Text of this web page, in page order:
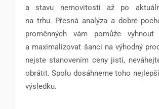
a stavu nemovitosti až po
na trhu. Přesná analýza a dobré
proměnných vám pomůže
a maximalizovat šanci na výhodný
nejste stanovením ceny jistí,
obrátit. Spolu dosáhneme toho
výsledku.